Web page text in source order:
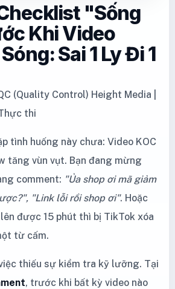
"Sống
Khi Video
Sai 1 Ly Đi 1
(Quality Control) Height Media |
thi
tình huống này chưa: Video KOC
tăng vùn vụt. Bạn đang mừng
comment: "Ủa shop ơi mã giảm
"Link lỗi rồi shop ơi". Hoặc
được 15 phút thì bị TikTok xóa
từ cấm.
thiếu sự kiểm tra kỹ lưỡng. Tại
, trước khi bất kỳ video nào